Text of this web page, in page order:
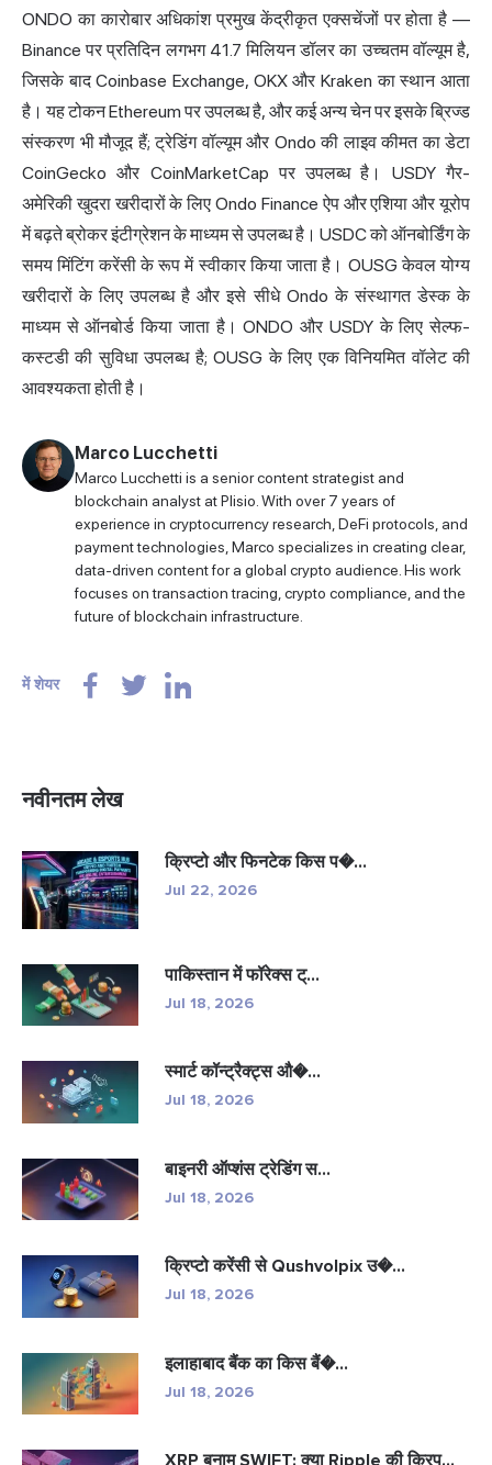
ONDO का कारोबार अधिकांश प्रमुख केंद्रीकृत एक्सचेंजों पर होता है —
Binance पर प्रतिदिन लगभग 41.7 मिलियन डॉलर का उच्चतम वॉल्यूम है,
जिसके बाद Coinbase Exchange, OKX और Kraken का स्थान आता
है। यह टोकन Ethereum पर उपलब्ध है, और कई अन्य चेन पर इसके ब्रिज्ड
संस्करण भी मौजूद हैं; ट्रेडिंग वॉल्यूम और Ondo की लाइव कीमत का डेटा
CoinGecko और CoinMarketCap पर उपलब्ध है। USDY गैर-
अमेरिकी खुदरा खरीदारों के लिए Ondo Finance ऐप और एशिया और यूरोप
में बढ़ते ब्रोकर इंटीग्रेशन के माध्यम से उपलब्ध है। USDC को ऑनबोर्डिंग के
समय मिंटिंग करेंसी के रूप में स्वीकार किया जाता है। OUSG केवल योग्य
खरीदारों के लिए उपलब्ध है और इसे सीधे Ondo के संस्थागत डेस्क के
माध्यम से ऑनबोर्ड किया जाता है। ONDO और USDY के लिए सेल्फ-
कस्टडी की सुविधा उपलब्ध है; OUSG के लिए एक विनियमित वॉलेट की
आवश्यकता होती है।
Marco Lucchetti
Marco Lucchetti is a senior content strategist and
blockchain analyst at Plisio. With over 7 years of
experience in cryptocurrency research, DeFi protocols, and
payment technologies, Marco specializes in creating clear,
data-driven content for a global crypto audience. His work
focuses on transaction tracing, crypto compliance, and the
future of blockchain infrastructure.
में शेयर
नवीनतम लेख
क्रिप्टो और फिनटेक किस प�...
Jul 22, 2026
पाकिस्तान में फॉरेक्स ट्...
Jul 18, 2026
स्मार्ट कॉन्ट्रैक्ट्स औ�...
Jul 18, 2026
बाइनरी ऑप्शंस ट्रेडिंग स...
Jul 18, 2026
क्रिप्टो करेंसी से Qushvolpix उ�...
Jul 18, 2026
इलाहाबाद बैंक का किस बैं�...
Jul 18, 2026